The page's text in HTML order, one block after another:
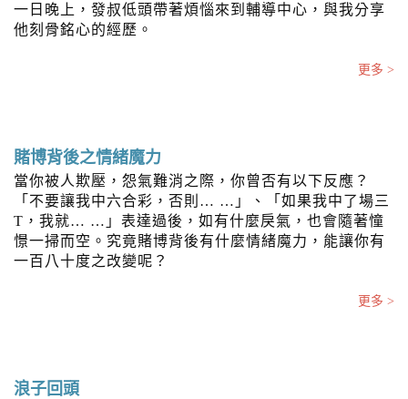
一日晚上，發叔低頭帶著煩惱來到輔導中心，與我分享
他刻骨銘心的經歷。
更多 >
賭博背後之情緒魔力
當你被人欺壓，怨氣難消之際，你曾否有以下反應？
「不要讓我中六合彩，否則… …」、「如果我中了場三
T，我就… …」表達過後，如有什麼戾氣，也會隨著憧
憬一掃而空。究竟賭博背後有什麼情緒魔力，能讓你有
一百八十度之改變呢？
更多 >
浪子回頭